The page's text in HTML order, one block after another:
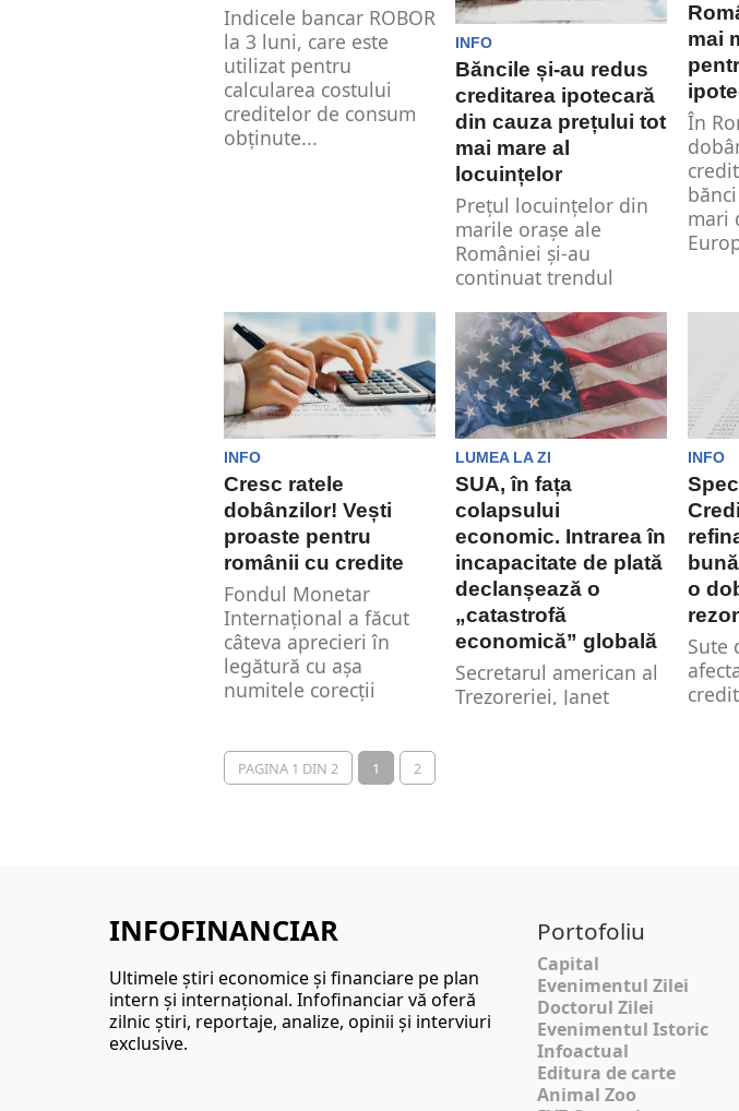
Indicele bancar ROBOR
la 3 luni, care este
utilizat pentru
calcularea costului
creditelor de consum
obținute...
INFO
Băncile și-au redus
creditarea ipotecară
din cauza prețului tot
mai mare al
locuințelor
Prețul locuințelor din
marile orașe ale
României și-au
continuat trendul
an, în...
mai
În
mari
INFO
Cresc ratele
dobânzilor! Vești
proaste pentru
românii cu credite
Fondul Monetar
Internațional a făcut
câteva aprecieri în
legătură cu așa
numitele corecții
LUMEA LA ZI
SUA, în fața
colapsului
economic. Intrarea în
incapacitate de plată
declanșează o
„catastrofă
economică” globală
Secretarul american al
Trezoreriei, Janet
INFO
o
Sute
PAGINA 1 DIN 2 1 2
INFOFINANCIAR
Ultimele ştiri economice şi financiare pe plan
intern şi internaţional. Infofinanciar vă oferă
zilnic ştiri, reportaje, analize, opinii şi interviuri
exclusive.
Portofoliu
Capital
Evenimentul Zilei
Doctorul Zilei
Evenimentul Istoric
Infoactual
Editura de carte
Animal Zoo